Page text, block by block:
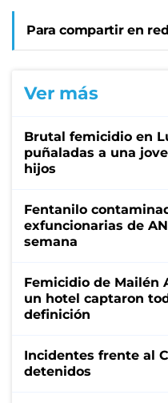
Para compartir en
Ver más
Brutal femicidio en
puñaladas a una
hijos
Fentanilo
exfuncionarias de
semana
Femicidio de Mailén
un hotel captaron
definición
Incidentes frente al
detenidos